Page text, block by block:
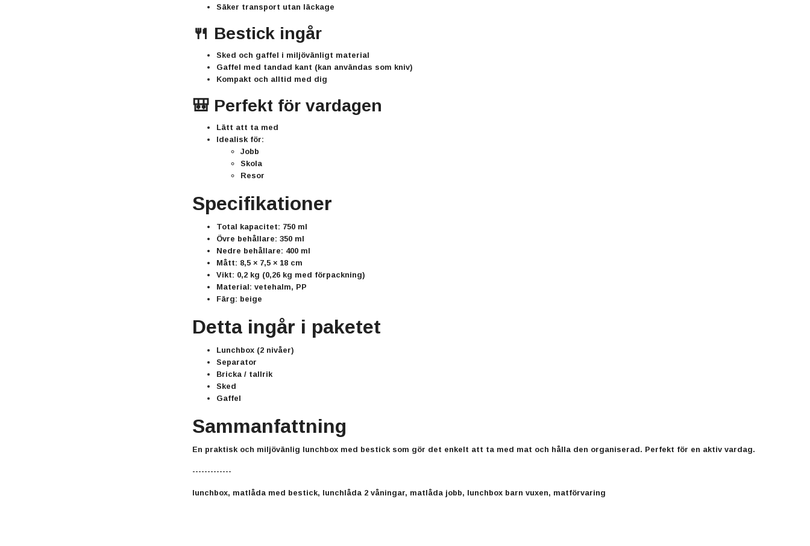
Säker transport utan läckage
🍴 Bestick ingår
Sked och gaffel i miljövänligt material
Gaffel med tandad kant (kan användas som kniv)
Kompakt och alltid med dig
🎒 Perfekt för vardagen
Lätt att ta med
Idealisk för:
Jobb
Skola
Resor
Specifikationer
Total kapacitet: 750 ml
Övre behållare: 350 ml
Nedre behållare: 400 ml
Mått: 8,5 × 7,5 × 18 cm
Vikt: 0,2 kg (0,26 kg med förpackning)
Material: vetehalm, PP
Färg: beige
Detta ingår i paketet
Lunchbox (2 nivåer)
Separator
Bricka / tallrik
Sked
Gaffel
Sammanfattning
En praktisk och miljövänlig lunchbox med bestick som gör det enkelt att ta med mat och hålla den organiserad. Perfekt för en aktiv vardag.
-------------
lunchbox, matlåda med bestick, lunchlåda 2 våningar, matlåda jobb, lunchbox barn vuxen, matförvaring